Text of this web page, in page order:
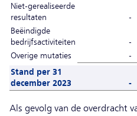
Niet-gerealiseerde
resultaten
-
Beëindigde
bedrijfsactiviteiten
-
Overige mutaties
-
Stand per 31
december 2023
-
Als gevolg van de overdracht